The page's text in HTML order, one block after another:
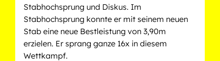
Stabhochsprung und Diskus. Im
Stabhochsprung konnte er mit seinem neuen
Stab eine neue Bestleistung von 3,90m
erzielen. Er sprang ganze 16x in diesem
Wettkampf.